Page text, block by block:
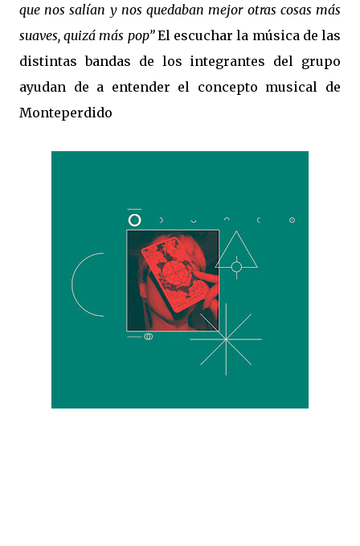
que nos salían y nos quedaban mejor otras cosas más
suaves, quizá más pop”El escuchar la música de las
distintas bandas de los integrantes del grupo
ayudan de a entender el concepto musical de
Monteperdido